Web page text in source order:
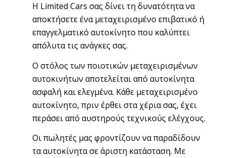
Η Limited Cars σας δίνει τη δυνατότητα να
αποκτήσετε ένα μεταχειρισμένο επιβατικό ή
επαγγελματικό αυτοκίνητο που καλύπτει
απόλυτα τις ανάγκες σας.
Ο στόλος των ποιοτικών μεταχειρισμένων
αυτοκινήτων αποτελείται από αυτοκίνητα
ασφαλή και ελεγμένα. Κάθε μεταχειρισμένο
αυτοκίνητο, πριν έρθει στα χέρια σας, έχει
περάσει από αυστηρούς τεχνικούς ελέγχους.
Οι πωλητές μας φροντίζουν να παραδίδουν
τα αυτοκίνητα σε άριστη κατάσταση. Με